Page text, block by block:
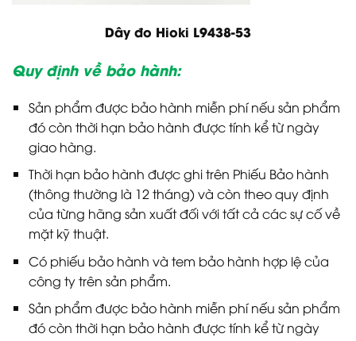
Dây đo Hioki L9438-53
Quy định về bảo hành:
Sản phẩm được bảo hành miễn phí nếu sản phẩm
đó còn thời hạn bảo hành được tính kể từ ngày
giao hàng.
Thời hạn bảo hành được ghi trên Phiếu Bảo hành
(thông thường là 12 tháng) và còn theo quy định
của từng hãng sản xuất đối với tất cả các sự cố về
mặt kỹ thuật.
Có phiếu bảo hành và tem bảo hành hợp lệ của
công ty trên sản phẩm.
Sản phẩm được bảo hành miễn phí nếu sản phẩm
đó còn thời hạn bảo hành được tính kể từ ngày